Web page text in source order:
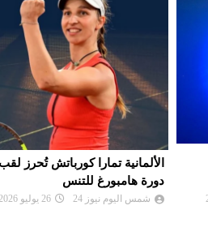
الألمانية تمارا كورباتش تُحرز لقب
دورة هامبورغ للتنس
شمس اليوم نيوز 24 26 يوليو 2026